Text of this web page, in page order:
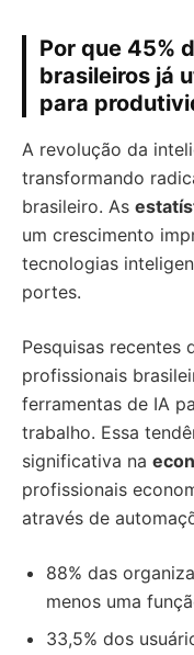
Por que 45%
brasileiros já
para
A revolução da
transformando
brasileiro. As
um crescimento
tecnologias
portes.
Pesquisas recentes
profissionais
ferramentas de IA
trabalho. Essa
significativa na
profissionais
através de
88% das
menos uma
33,5% dos